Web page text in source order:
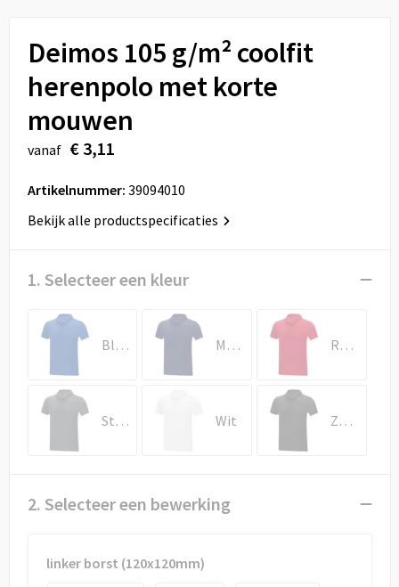
Veiligheid, Auto en Fiets
Vrije tijd en Strand
Feestartikelen
Aanstekers
Rugzakken
Schoenentassen
Schoudertassen
Sporttassen
Tablettassen
Toilettassen
Autotassen
Reistassensets
Draagtassen
Papieren tassen
Deimos 105 g/m² coolfit
herenpolo met korte
mouwen
vanaf € 3,11
Artikelnummer: 39094010
Bekijk alle productspecificaties
1. Selecteer een kleur
Blauw Marineblauw Rood
Stormgrijs Wit Zwart
2. Selecteer een bewerking
linker borst (120x120mm)